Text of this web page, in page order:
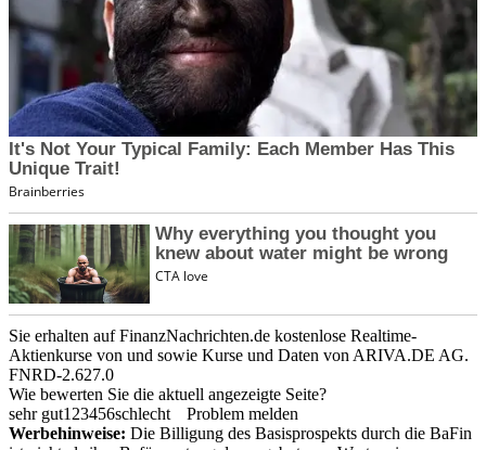
Sie erhalten auf FinanzNachrichten.de kostenlose Realtime-
Aktienkurse von und sowie Kurse und Daten von ARIVA.DE AG.
FNRD-2.627.0
Wie bewerten Sie die aktuell angezeigte Seite?
sehr gut1 23456schlecht
Problem melden
Werbehinweise: Die Billigung des Basisprospekts durch die BaFin